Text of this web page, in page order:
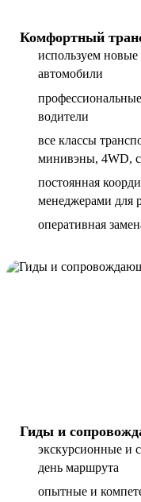
Комфортный
используем
автомобили
водители
все классы
минивэны, 4WD,
постоянная
менеджерами для
оперативная
Гиды и
экскурсионные и
день маршрута
опытные и